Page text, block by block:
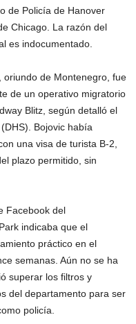
de Policía de Hanover
Chicago. La razón del
es indocumentado.
oriundo de Montenegro, fue
de un operativo migratorio
Blitz, según detalló el
Bojovic había
una visa de turista B-2,
plazo permitido, sin
Facebook del
indicaba que el
práctico en el
semanas. Aún no se ha
superar los filtros y
del departamento para ser
policía.